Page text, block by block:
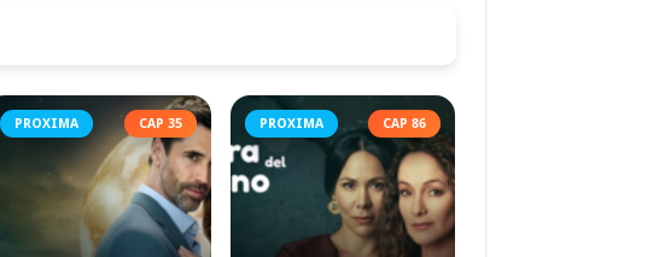
PROXIMA CAP 35 PROXIMA CAP 86